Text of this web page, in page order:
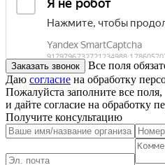
Все поля
Даю согласие на обработку
Пожалуйста заполните все поля,
и дайте согласие на обработку
Получите консультацию